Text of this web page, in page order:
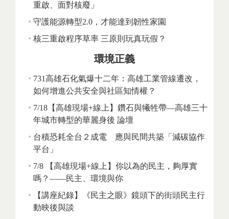
重啟、面對核廢」
守護能源轉型2.0，才能達到韌性家園
核三重啟程序草率 三原則玩真玩假？
環境正義
731高雄石化氣爆十二年：高雄工業管線遷改，
如何增進公共安全與社區知情權？
7/18【高雄現場+線上】鑽石與犧牲帶—高雄三十
年城市轉型的華麗身後 論壇
台積恐耗全台２成電 應與民間共築「減碳協作
平台」
7/8 【高雄現場+線上】你以為的民主，夠厚實
嗎？——民主、環境與你
【講座紀錄】《民主之眼》鏡頭下的街頭民主行
動映後與談